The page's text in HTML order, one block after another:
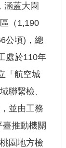
涵蓋大園
（1,190
公頃)，總
處於110年
「航空城
聯繫檢、
並由工務
推動機關
園地方檢